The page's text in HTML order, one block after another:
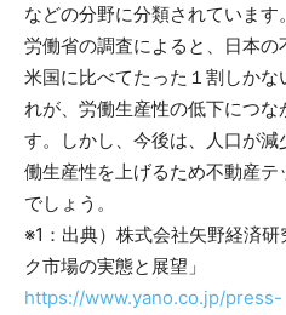
などの分野に分類されています。
労働省の調査によると、日本の
米国に比べてたった１割しか
れが、労働生産性の低下につ
す。しかし、今後は、人口が
働生産性を上げるため不動産
でしょう。
※1：出典）株式会社矢野経済
ク市場の実態と展望」
https://www.yano.co.jp/press-